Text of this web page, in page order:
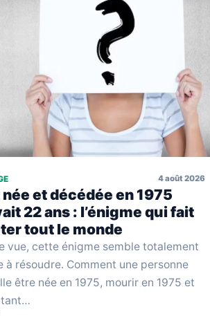
4 août 2026
et décédée en 1975
22 ans : l’énigme qui fait
tout le monde
vue, cette énigme semble totalement
à résoudre. Comment une personne
être née en 1975, mourir en 1975 et